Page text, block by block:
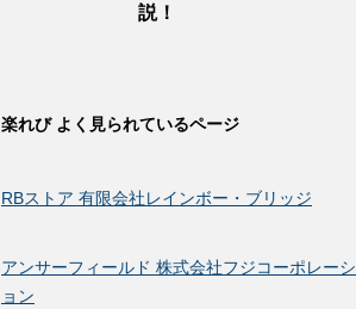
説！
楽れび よく見られているページ
RBストア 有限会社レインボー・ブリッジ
アンサーフィールド 株式会社フジコーポレーシ
ョン